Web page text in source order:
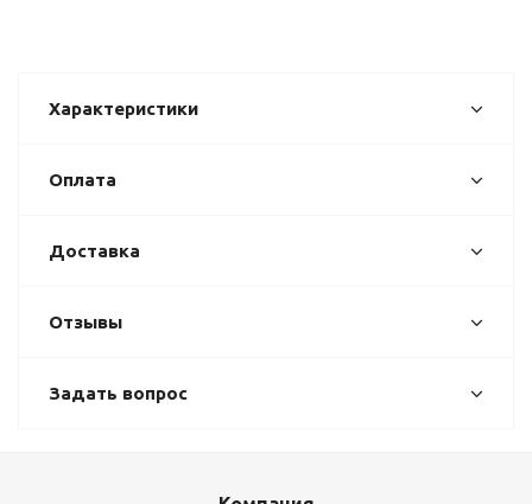
Характеристики
Оплата
Доставка
Отзывы
Задать вопрос